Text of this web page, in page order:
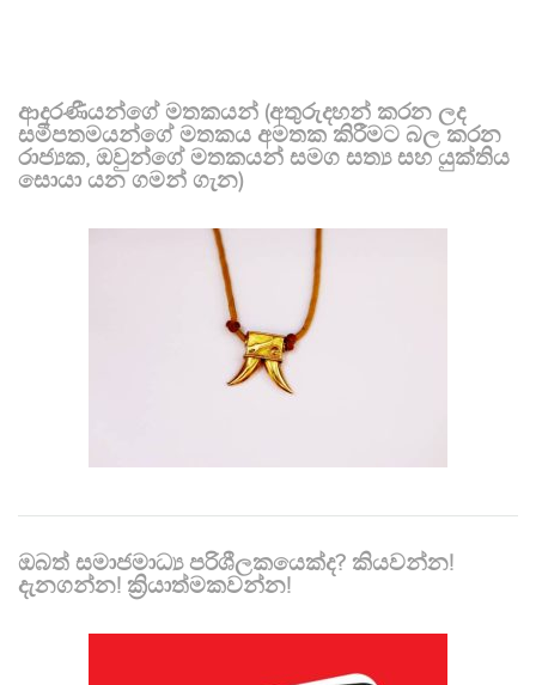
ආදරණීයන්ගේ මතකයන් (අතුරුදහන් කරන ලද
සමීපතමයන්ගේ මතකය අමතක කිරීමට බල කරන
රාජ්‍යක, ඔවුන්ගේ මතකයන් සමග සත්‍ය සහ යුක්තිය
සොයා යන ගමන් ගැන)
ඔබත් සමාජමාධ්‍ය පරිශීලකයෙක්ද? කියවන්න!
දැනගන්න! ක්‍රියාත්මකවන්න!